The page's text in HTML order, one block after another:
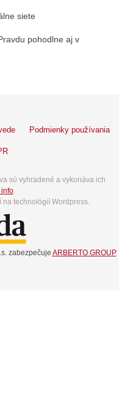
siete
pohodlne aj v
Podmienky používania
sú vyhradené a vykonáva ich
.
na technológií Wordpress.
zabezpečuje ARBERTO GROUP